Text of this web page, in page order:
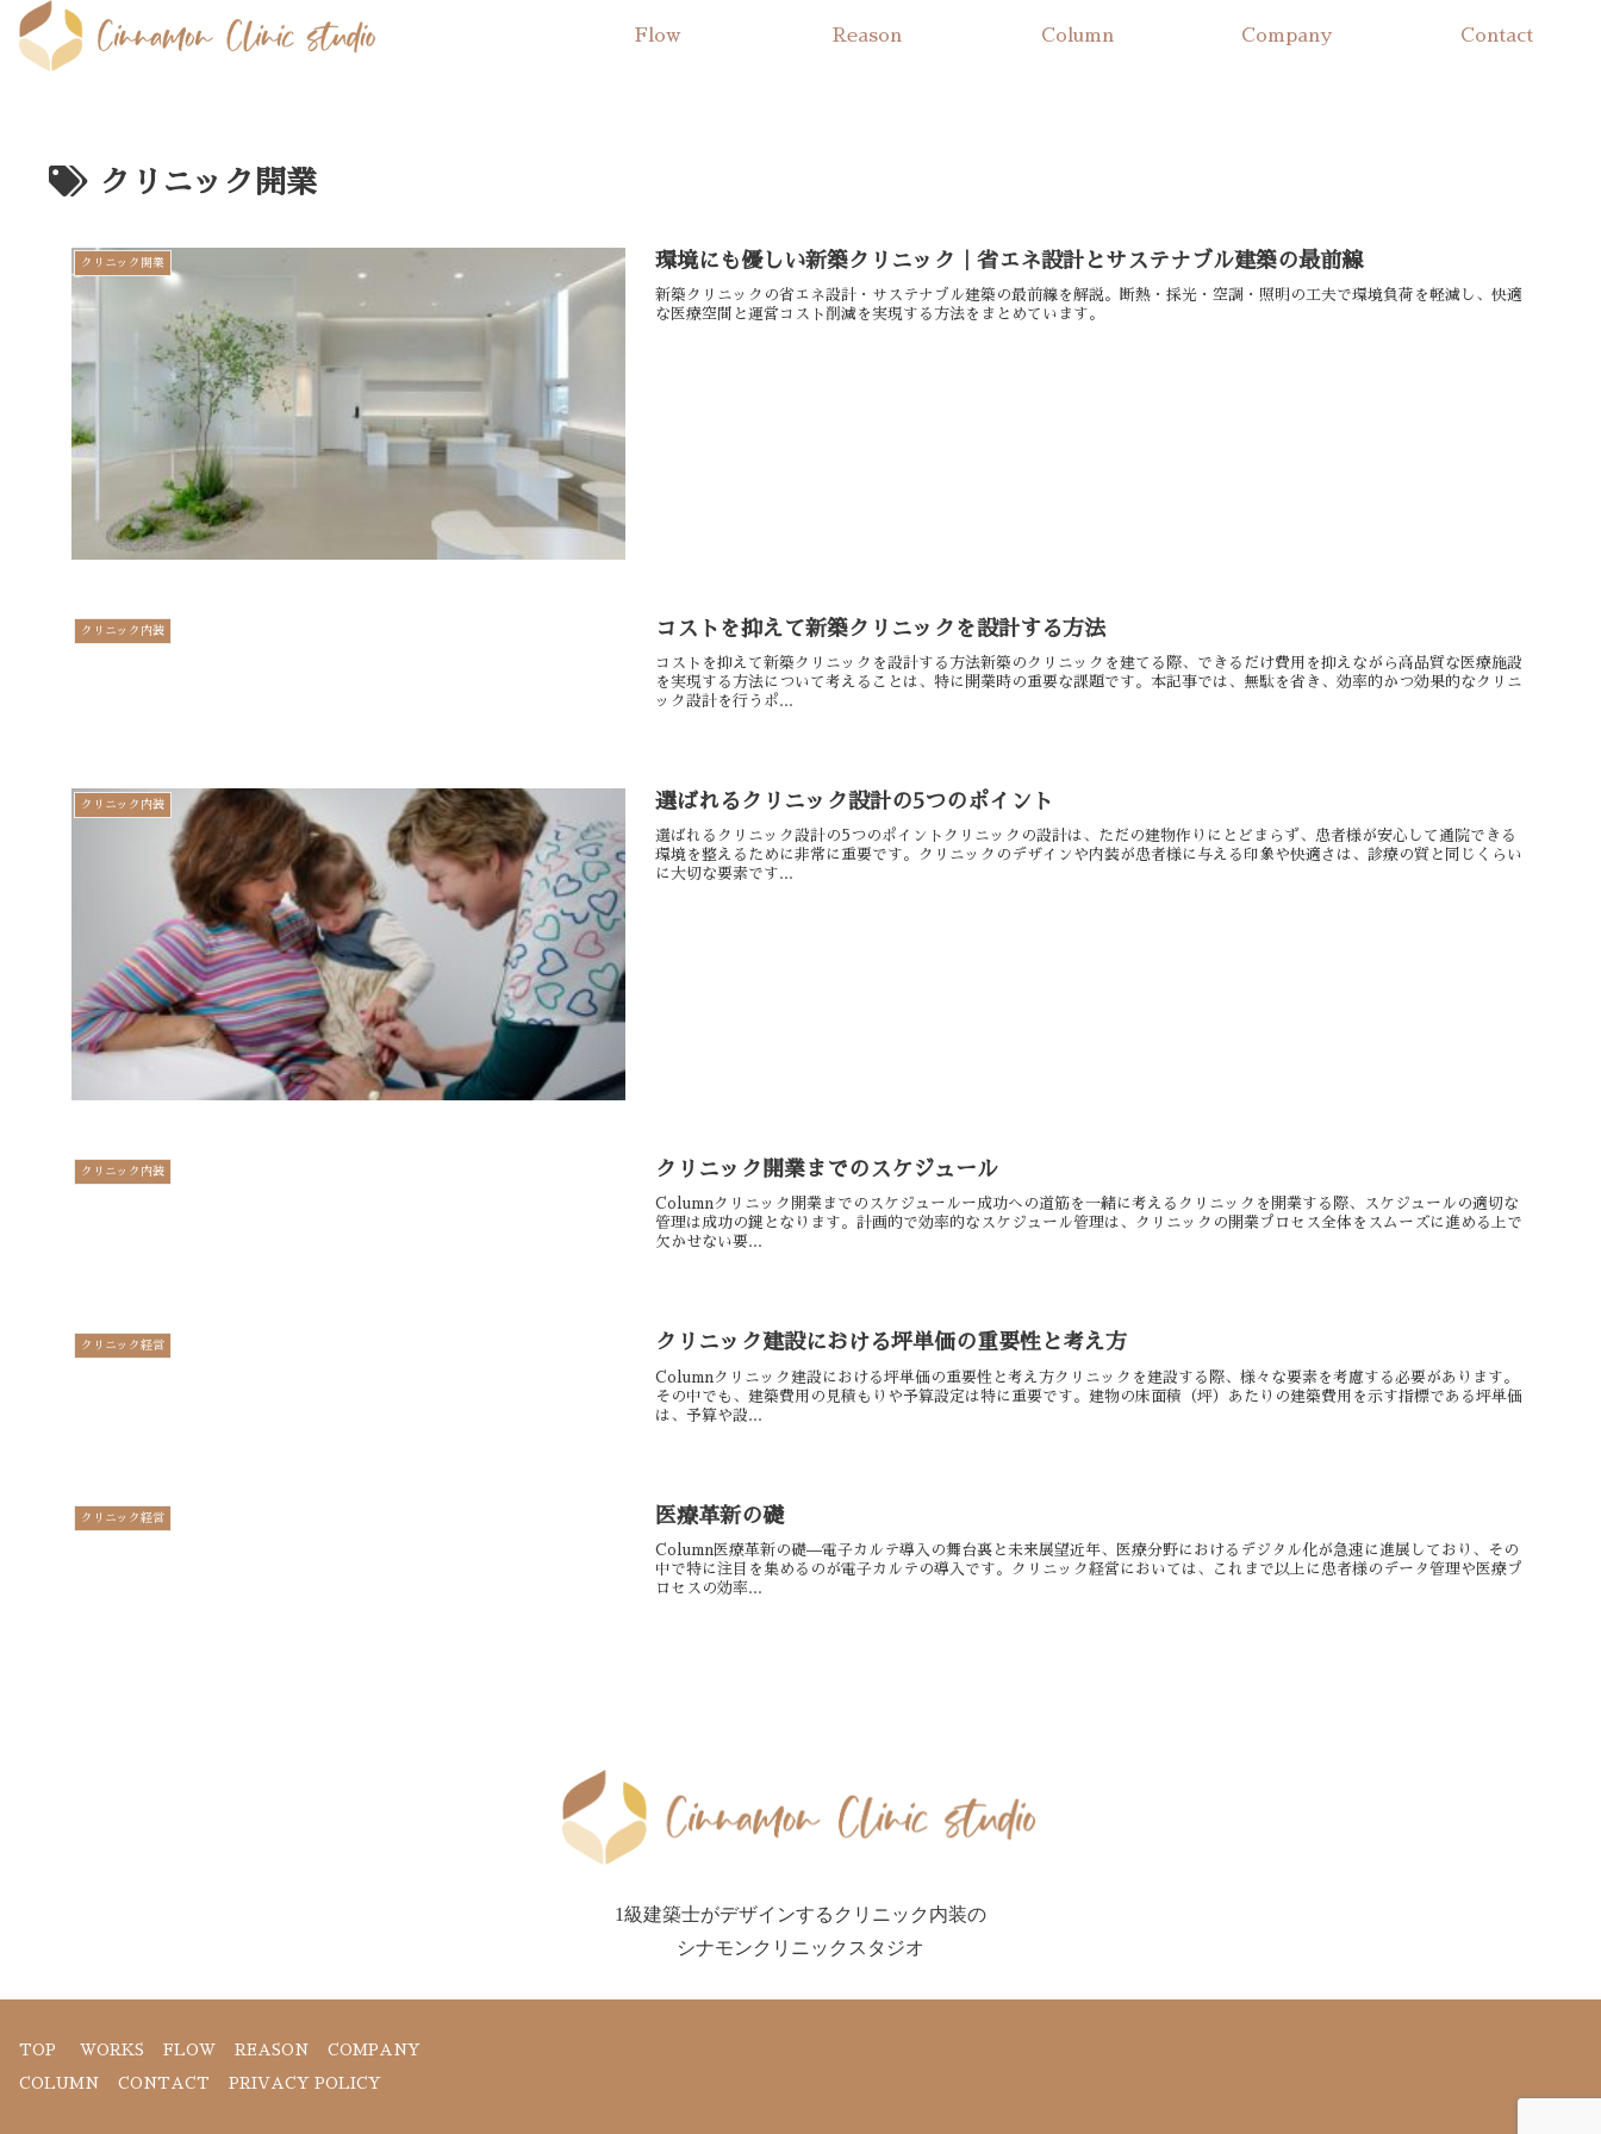
Flow Reason Column Company Contact
クリニック開業
クリニック開業 環境にも優しい新築クリニック｜省エネ設計とサステナブル建築の最前線
新築クリニックの省エネ設計・サステナブル建築の最前線を解説。断熱・採光・空調・照明の工夫で環境負荷を軽減し、快適
な医療空間と運営コスト削減を実現する方法をまとめています。
クリニック内装 コストを抑えて新築クリニックを設計する方法
コストを抑えて新築クリニックを設計する方法新築のクリニックを建てる際、できるだけ費用を抑えながら高品質な医療施設
を実現する方法について考えることは、特に開業時の重要な課題です。本記事では、無駄を省き、効率的かつ効果的なクリニ
ック設計を行うポ...
クリニック内装 選ばれるクリニック設計の5つのポイント
選ばれるクリニック設計の5つのポイントクリニックの設計は、ただの建物作りにとどまらず、患者様が安心して通院できる
環境を整えるために非常に重要です。クリニックのデザインや内装が患者様に与える印象や快適さは、診療の質と同じくらい
に大切な要素です...
クリニック内装 クリニック開業までのスケジュール
Columnクリニック開業までのスケジュールー成功への道筋を一緒に考えるクリニックを開業する際、スケジュールの適切な
管理は成功の鍵となります。計画的で効率的なスケジュール管理は、クリニックの開業プロセス全体をスムーズに進める上で
欠かせない要...
クリニック経営 クリニック建設における坪単価の重要性と考え方
Columnクリニック建設における坪単価の重要性と考え方クリニックを建設する際、様々な要素を考慮する必要があります。
その中でも、建築費用の見積もりや予算設定は特に重要です。建物の床面積（坪）あたりの建築費用を示す指標である坪単価
は、予算や設...
クリニック経営 医療革新の礎
Column医療革新の礎—電子カルテ導入の舞台裏と未来展望近年、医療分野におけるデジタル化が急速に進展しており、その
中で特に注目を集めるのが電子カルテの導入です。クリニック経営においては、これまで以上に患者様のデータ管理や医療プ
ロセスの効率...
1級建築士がデザインするクリニック内装の
シナモンクリニックスタジオ
TOP WORKS FLOW REASON COMPANY
COLUMN CONTACT PRIVACY POLICY